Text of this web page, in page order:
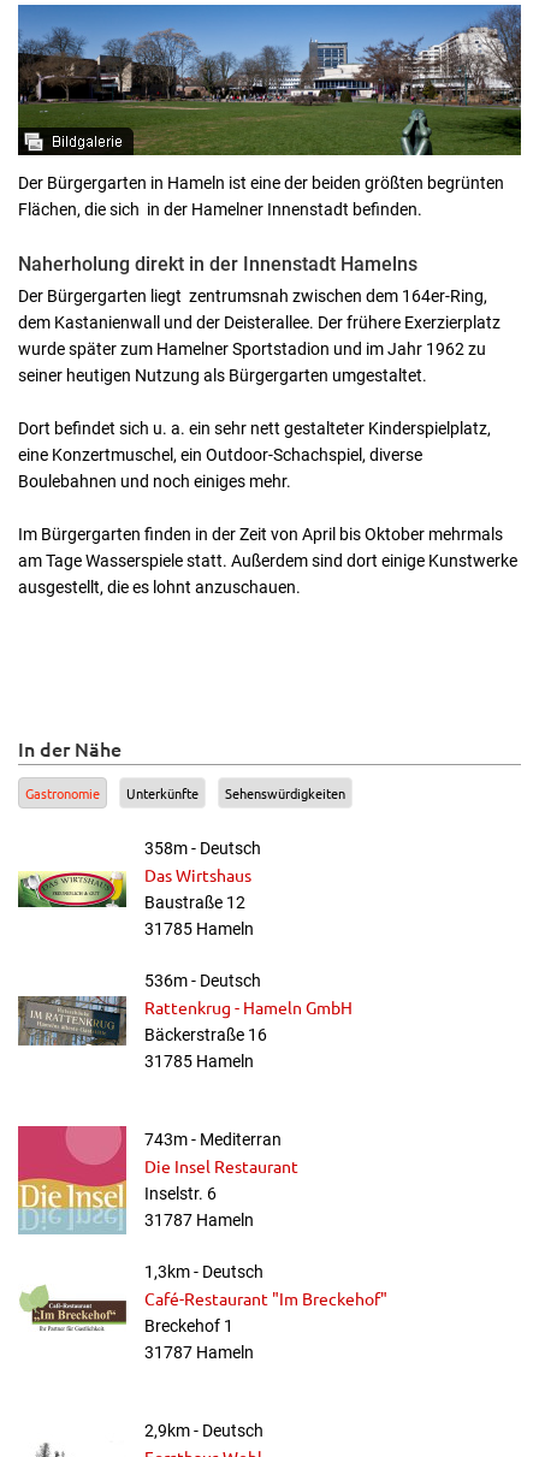
Der Bürgergarten in Hameln ist eine der beiden größten begrünten
Flächen, die sich in der Hamelner Innenstadt befinden.
Naherholung direkt in der Innenstadt Hamelns
Der Bürgergarten liegt zentrumsnah zwischen dem 164er-Ring,
dem Kastanienwall und der Deisterallee. Der frühere Exerzierplatz
wurde später zum Hamelner Sportstadion und im Jahr 1962 zu
seiner heutigen Nutzung als Bürgergarten umgestaltet.
Dort befindet sich u. a. ein sehr nett gestalteter Kinderspielplatz,
eine Konzertmuschel, ein Outdoor-Schachspiel, diverse
Boulebahnen und noch einiges mehr.
Im Bürgergarten finden in der Zeit von April bis Oktober mehrmals
am Tage Wasserspiele statt. Außerdem sind dort einige Kunstwerke
ausgestellt, die es lohnt anzuschauen.
In der Nähe
Gastronomie Unterkünfte Sehenswürdigkeiten
358m - Deutsch
Das Wirtshaus
Baustraße 12
31785 Hameln
536m - Deutsch
Rattenkrug - Hameln GmbH
Bäckerstraße 16
31785 Hameln
743m - Mediterran
Die Insel Restaurant
Inselstr. 6
31787 Hameln
1,3km - Deutsch
Café-Restaurant "Im Breckehof"
Breckehof 1
31787 Hameln
2,9km - Deutsch